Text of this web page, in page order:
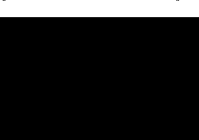
ما تسبب في خسائر مباشرة للفلاحين